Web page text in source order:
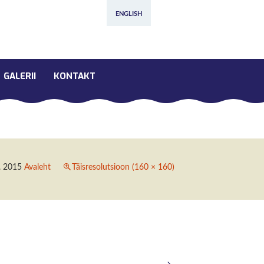
ENGLISH
GALERII KONTAKT
2015 Avaleht Täisresolutsioon (160 × 160)